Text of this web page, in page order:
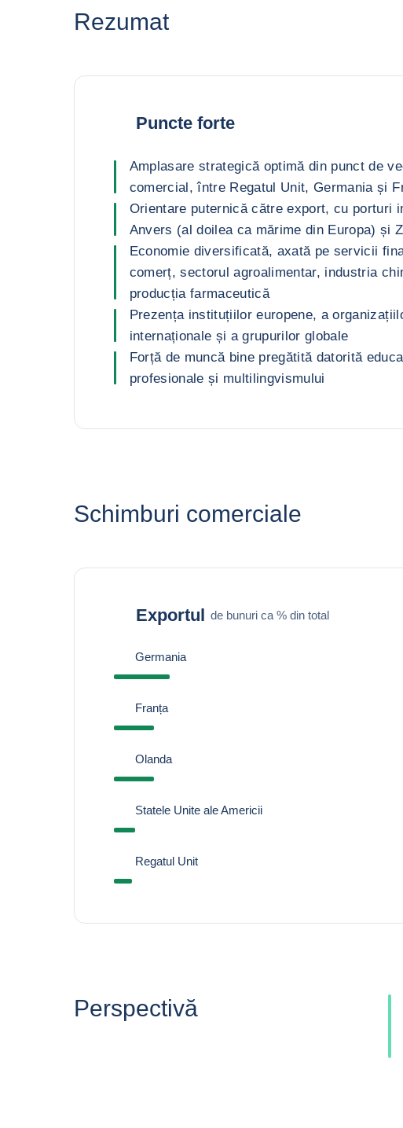
Rezumat
Puncte forte
Amplasare strategică optimă din punct de
comercial, între Regatul Unit, Germania și
Orientare puternică către export, cu porturi
Anvers (al doilea ca mărime din Europa) și
Economie diversificată, axată pe servicii
comerț, sectorul agroalimentar, industria
producția farmaceutică
Prezența instituțiilor europene, a
internaționale și a grupurilor globale
Forță de muncă bine pregătită datorită
profesionale și multilingvismului
Schimburi comerciale
Exportul de bunuri ca % din total
Germania
Franța
Olanda
Statele Unite ale Americii
Regatul Unit
Perspectivă